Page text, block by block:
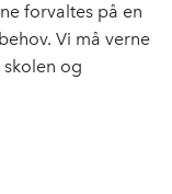
forvaltes på en
Vi må verne
og